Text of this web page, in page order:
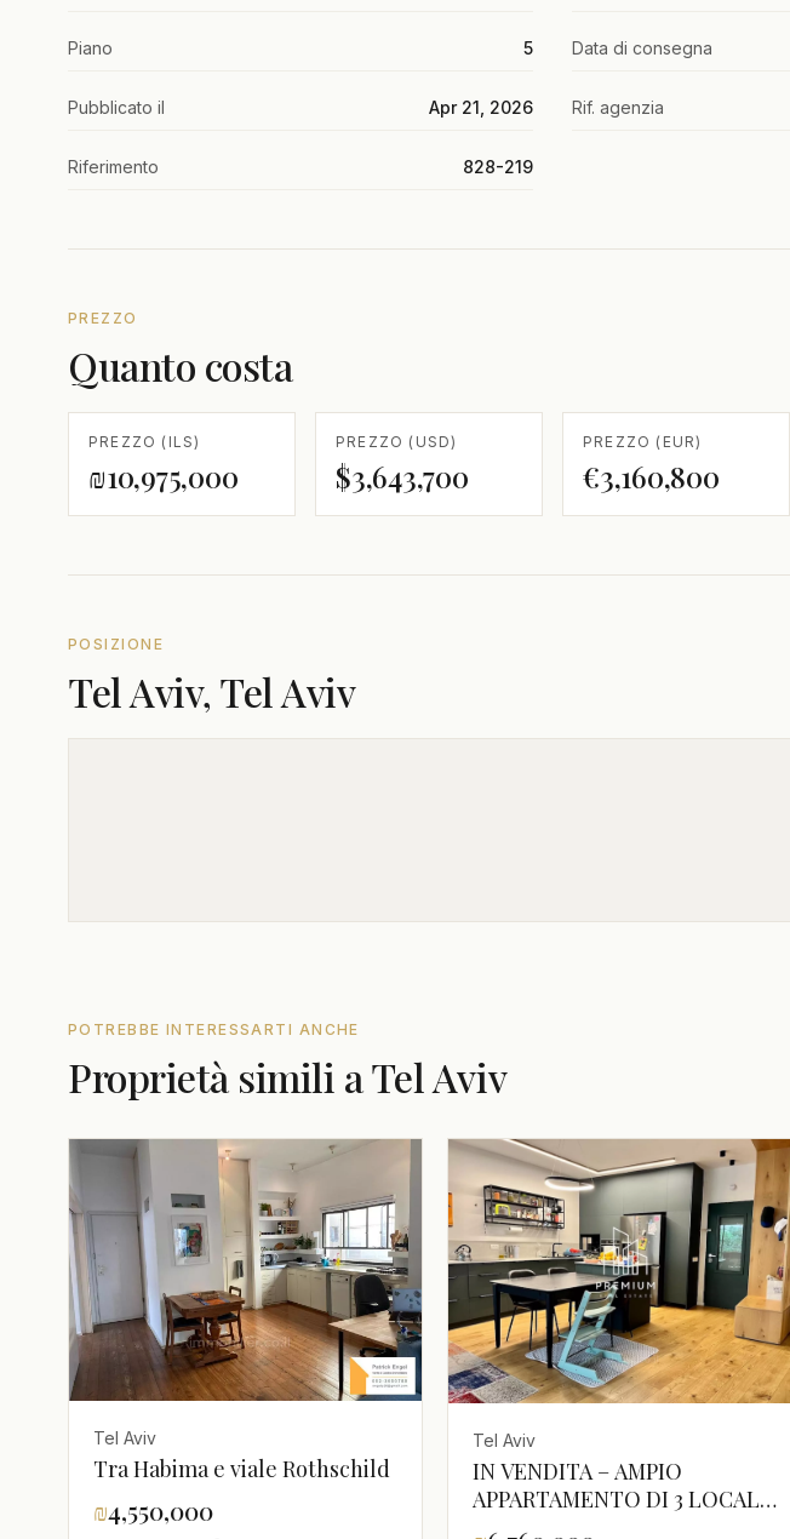
Piano 5 Data di consegna
Pubblicato il Apr 21, 2026 Rif. agenzia
Riferimento 828-219
PREZZO
Quanto costa
PREZZO (ILS)
₪10,975,000
PREZZO (USD)
$3,643,700
PREZZO (EUR)
€3,160,800
POSIZIONE
Tel Aviv, Tel Aviv
POTREBBE INTERESSARTI ANCHE
Proprietà simili a Tel Aviv
Tel Aviv
Tra Habima e viale Rothschild
₪4,550,000
Tel Aviv
IN VENDITA – AMPIO
APPARTAMENTO DI 3 LOCALI
NEL QUARTIERE BOGRASHOV